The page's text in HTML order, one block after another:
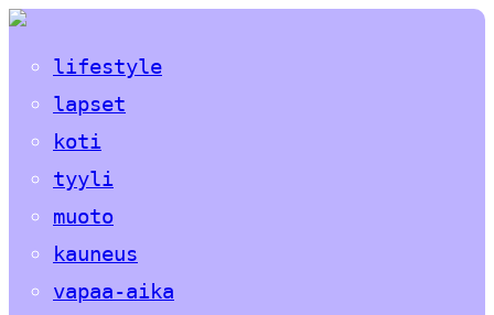
lifestyle
lapset
koti
tyyli
muoto
kauneus
vapaa-aika